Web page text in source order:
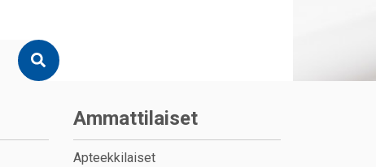
Ammattilaiset
Apteekkilaiset